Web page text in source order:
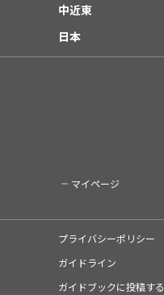
中近東
日本
マイページ
プライバシーポリシー
ガイドライン
ガイドブックに投稿する